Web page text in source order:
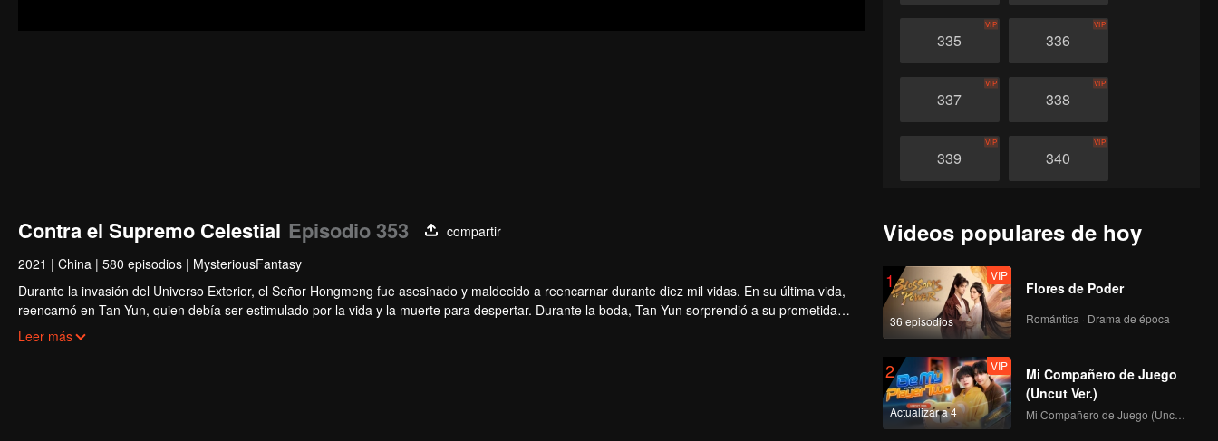
335
VIP
336
VIP
337
VIP
338
VIP
339
VIP
340
VIP
343
345
VIP VIP
347
VIP
348
VIP
Contra el Supremo Celestial Episodio 353
compartir
2021 | China | 580 episodios | MysteriousFantasy
Durante la invasión del Universo Exterior, el Señor Hongmeng fue asesinado y maldecido a reencarnar durante diez mil vidas. En su última vida,
reencarnó en Tan Yun, quien debía ser estimulado por la vida y la muerte para despertar. Durante la boda, Tan Yun sorprendió a su prometida
engañándolo y fue golpeado, lo que despertó el recuerdo del Hongmeng. Entonces, Tan Yun obtuvo un talento de nivel divino para aumentar su
Leer más
Videos populares de hoy
1
36 episodios
VIP
Flores de Poder
Romántica · Drama de época
2
Actualizar a 4
VIP
Mi Compañero de Juego
(Uncut Ver.)
Mi Compañero de Juego (Uncut Ver.)